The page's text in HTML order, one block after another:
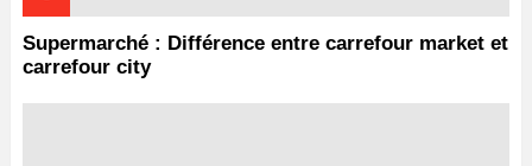
Supermarché : Différence entre carrefour market et
carrefour city